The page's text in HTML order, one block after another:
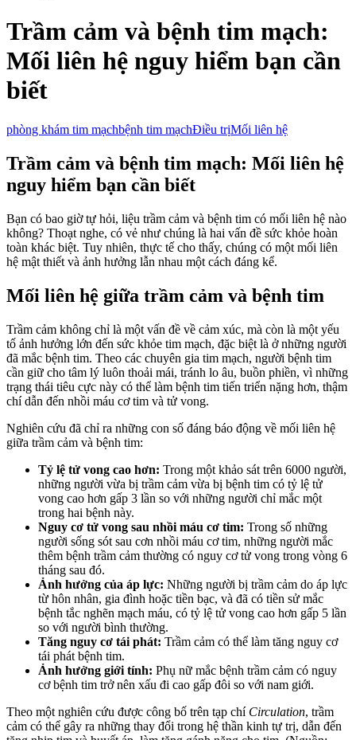
Trầm cảm và bệnh tim mạch:
Mối liên hệ nguy hiểm bạn cần
biết
phòng khám tim mạchbệnh tim mạchĐiều trịMối liên hệ
Trầm cảm và bệnh tim mạch: Mối liên hệ
nguy hiểm bạn cần biết
Bạn có bao giờ tự hỏi, liệu trầm cảm và bệnh tim có mối liên hệ nào
không? Thoạt nghe, có vẻ như chúng là hai vấn đề sức khỏe hoàn
toàn khác biệt. Tuy nhiên, thực tế cho thấy, chúng có một mối liên
hệ mật thiết và ảnh hưởng lẫn nhau một cách đáng kể.
Mối liên hệ giữa trầm cảm và bệnh tim
Trầm cảm không chỉ là một vấn đề về cảm xúc, mà còn là một yếu
tố ảnh hưởng lớn đến sức khỏe tim mạch, đặc biệt là ở những người
đã mắc bệnh tim. Theo các chuyên gia tim mạch, người bệnh tim
cần giữ cho tâm lý luôn thoải mái, tránh lo âu, buồn phiền, vì những
trạng thái tiêu cực này có thể làm bệnh tim tiến triển nặng hơn, thậm
chí dẫn đến nhồi máu cơ tim và tử vong.
Nghiên cứu đã chỉ ra những con số đáng báo động về mối liên hệ
giữa trầm cảm và bệnh tim:
Tỷ lệ tử vong cao hơn: Trong một khảo sát trên 6000 người,
những người vừa bị trầm cảm vừa bị bệnh tim có tỷ lệ tử
vong cao hơn gấp 3 lần so với những người chỉ mắc một
trong hai bệnh này.
Nguy cơ tử vong sau nhồi máu cơ tim: Trong số những
người sống sót sau cơn nhồi máu cơ tim, những người mắc
thêm bệnh trầm cảm thường có nguy cơ tử vong trong vòng 6
tháng sau đó.
Ảnh hưởng của áp lực: Những người bị trầm cảm do áp lực
từ hôn nhân, gia đình hoặc tiền bạc, và đã có tiền sử mắc
bệnh tắc nghẽn mạch máu, có tỷ lệ tử vong cao hơn gấp 5 lần
so với người bình thường.
Tăng nguy cơ tái phát: Trầm cảm có thể làm tăng nguy cơ
tái phát bệnh tim.
Ảnh hưởng giới tính: Phụ nữ mắc bệnh trầm cảm có nguy
cơ bệnh tim trở nên xấu đi cao gấp đôi so với nam giới.
Theo một nghiên cứu được công bố trên tạp chí Circulation, trầm
cảm có thể gây ra những thay đổi trong hệ thần kinh tự trị, dẫn đến